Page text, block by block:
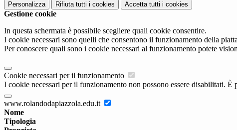
Personalizza Rifiuta tutti i cookies Accetta tutti i cookies
Gestione cookie
In questa schermata è possibile scegliere quali cookie consentire.
I cookie necessari sono quelli che consentono il funzionamento della
Per conoscere quali sono i cookie necessari al funzionamento potete
Cookie necessari per il funzionamento
I cookie necessari per il funzionamento non possono essere disabilitati.
www.rolandodapiazzola.edu.it
Nome
Tipologia